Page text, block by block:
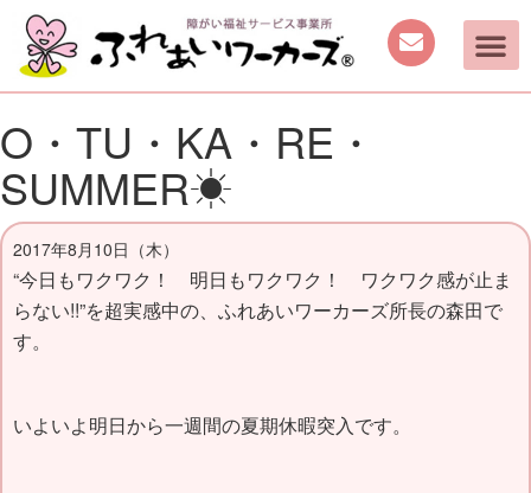
O・TU・KA・RE・
SUMMER☀
2017年8月10日（木）
“今日もワクワク！ 明日もワクワク！ ワクワク感が止ま
らない!!”を超実感中の、 ふれあいワーカーズ所長の森田で
す。
いよいよ明日から一週間の夏期休暇突入です。